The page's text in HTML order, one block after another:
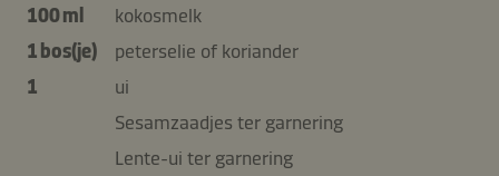
100 ml
kokosmelk
1 bos(je)
peterselie of koriander
1
ui
Sesamzaadjes ter garnering
Lente-ui ter garnering